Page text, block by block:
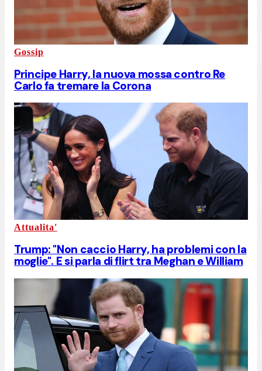
Gossip
Principe Harry, la nuova mossa contro Re
Carlo fa tremare la Corona
Attualita'
Trump: "Non caccio Harry, ha problemi con la
moglie". E si parla di flirt tra Meghan e William